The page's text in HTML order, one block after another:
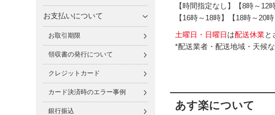
お支払いについて
お取引期限
領収書の発行について
クレジットカード
カード決済時のエラー事例
銀行振込
【時間指定なし】【8時～12
【16時～18時】【18時～20
土曜日・日曜日は配送休業と
*配送業者・配送地域・天候
あす楽について